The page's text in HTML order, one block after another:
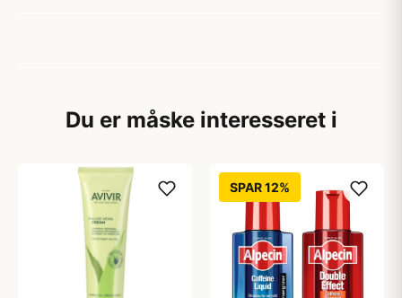
Du er måske interesseret i
SPAR 12%